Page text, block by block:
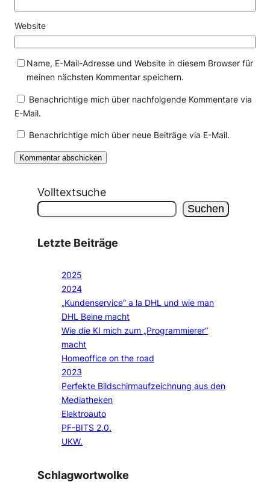
Website
Name, E-Mail-Adresse und Website in diesem Browser für
meinen nächsten Kommentar speichern.
Benachrichtige mich über nachfolgende Kommentare via
E-Mail.
Benachrichtige mich über neue Beiträge via E-Mail.
Volltextsuche
Suchen
Letzte Beiträge
2025
2024
„Kundenservice“ a la DHL und wie man
DHL Beine macht
Wie die KI mich zum „Programmierer“
macht
Homeoffice on the road
2023
Perfekte Bildschirmaufzeichnung aus den
Mediatheken
Elektroauto
PF-BITS 2.0.
UKW.
Schlagwortwolke